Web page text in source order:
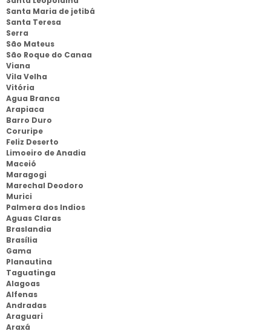
Santa Maria de jetibá
Santa Teresa
Serra
São Mateus
São Roque do Canaa
Viana
Vila Velha
Vitória
Agua Branca
Arapiaca
Barro Duro
Coruripe
Feliz Deserto
Limoeiro de Anadia
Maceió
Maragogi
Marechal Deodoro
Murici
Palmera dos Indios
Aguas Claras
Braslandia
Brasília
Gama
Planautina
Taguatinga
Alagoas
Alfenas
Andradas
Araguari
Araxá